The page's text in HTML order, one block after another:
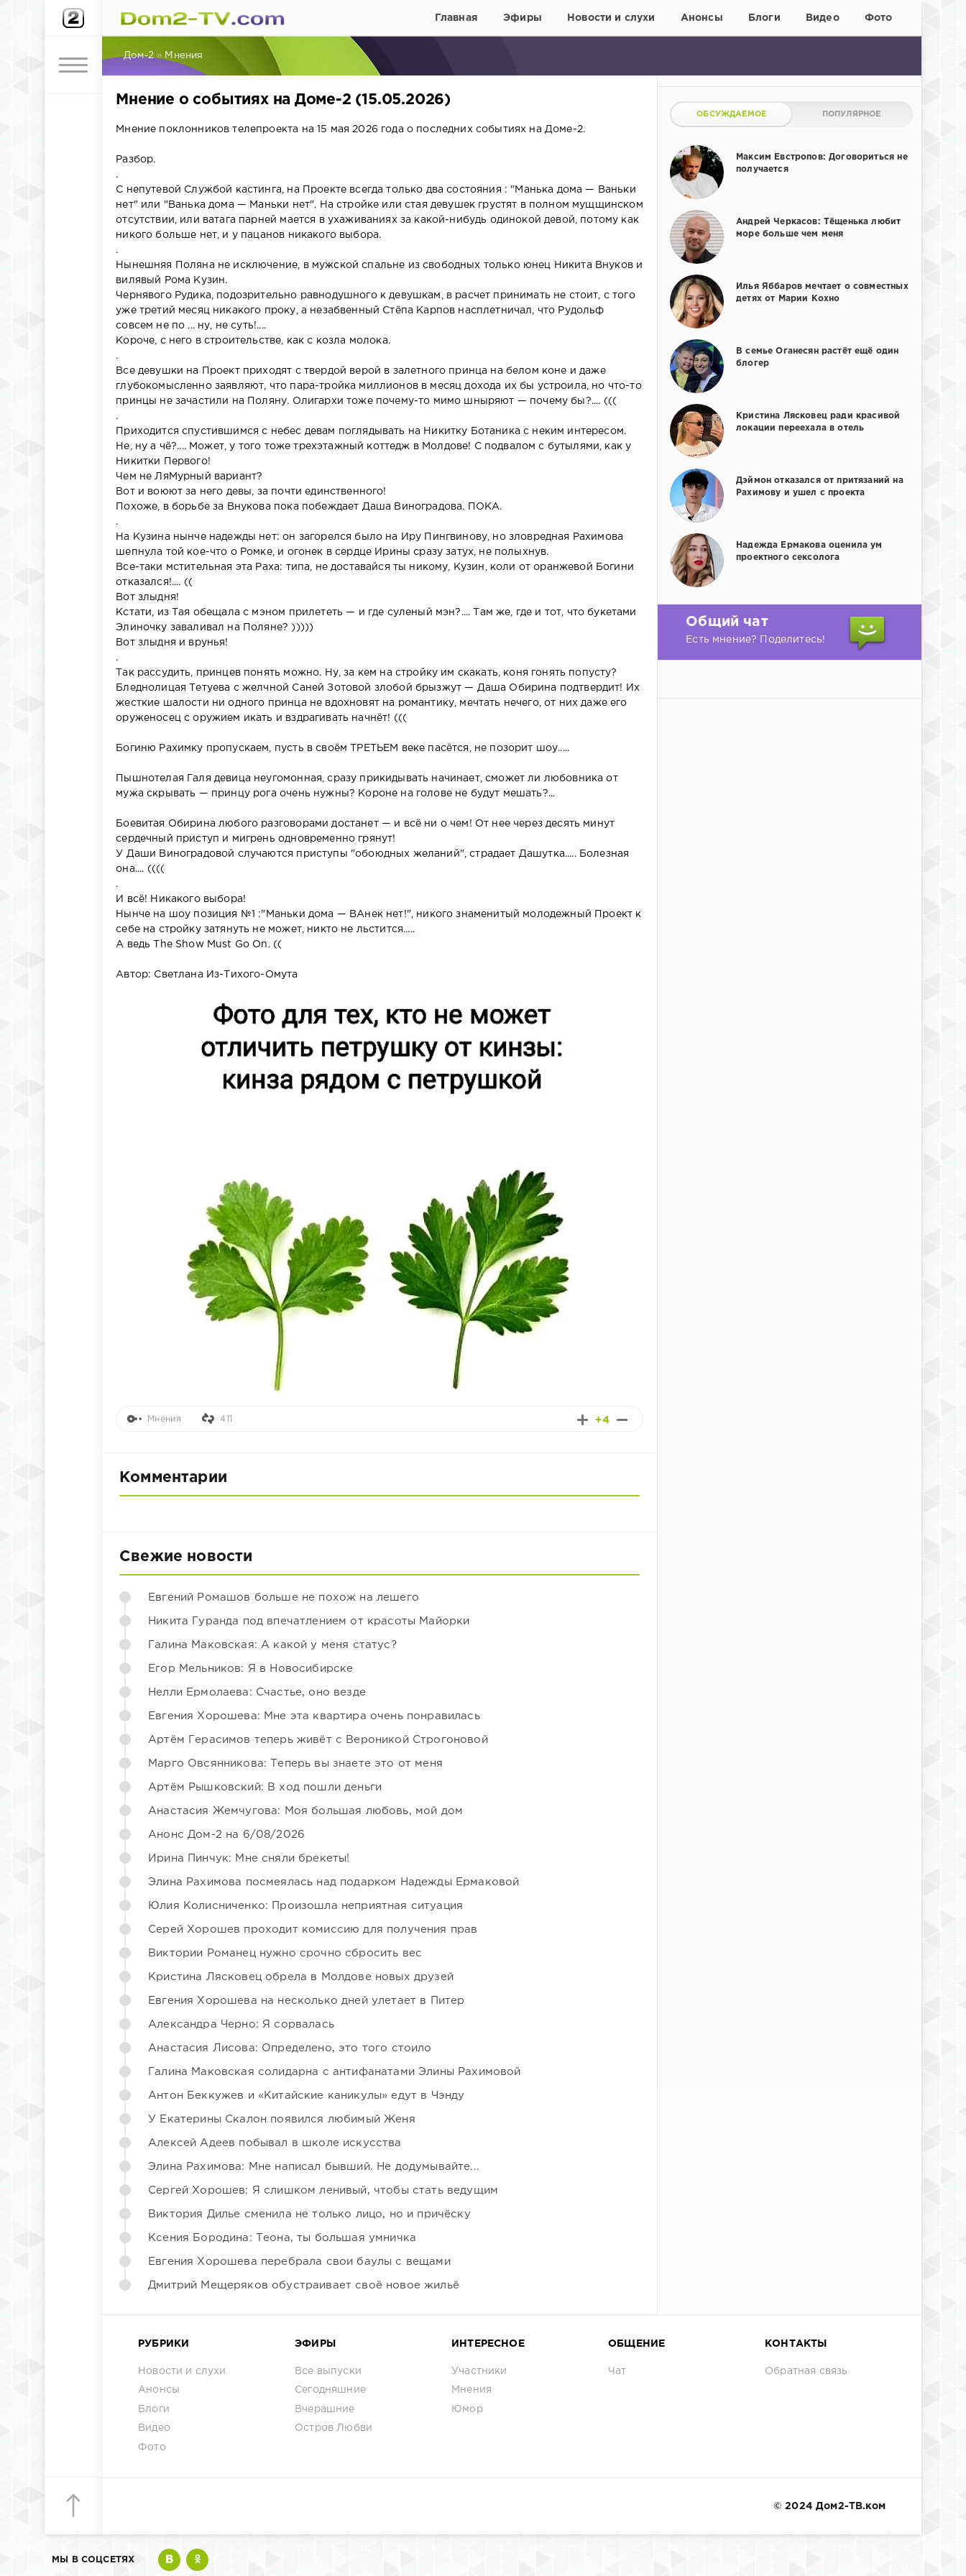
Главная Эфиры Новости и слухи Анонсы Блоги Видео Фото
Дом-2 » Мнения
Мнение о событиях на Доме-2 (15.05.2026)
Мнение поклонников телепроекта на 15 мая 2026 года о последних событиях на Доме-2.
Разбор.
.
С непутевой Службой кастинга, на Проекте всегда только два состояния : "Манька дома — Ваньки
нет" или "Ванька дома — Маньки нет". На стройке или стая девушек грустят в полном мущщинском
отсутствии, или ватага парней мается в ухаживаниях за какой-нибудь одинокой девой, потому как
никого больше нет, и у пацанов никакого выбора.
.
Нынешняя Поляна не исключение, в мужской спальне из свободных только юнец Никита Внуков и
вилявый Рома Кузин.
Чернявого Рудика, подозрительно равнодушного к девушкам, в расчет принимать не стоит, с того
уже третий месяц никакого проку, а незабвенный Стёпа Карпов насплетничал, что Рудольф
совсем не по ... ну, не суть!....
Короче, с него в строительстве, как с козла молока.
.
Все девушки на Проект приходят с твердой верой в залетного принца на белом коне и даже
глубокомысленно заявляют, что пара-тройка миллионов в месяц дохода их бы устроила, но что-то
принцы не зачастили на Поляну. Олигархи тоже почему-то мимо шныряют — почему бы?.... (((
.
Приходится спустившимся с небес девам поглядывать на Никитку Ботаника с неким интересом.
Не, ну а чё?.... Может, у того тоже трехэтажный коттедж в Молдове! С подвалом с бутылями, как у
Никитки Первого!
Чем не ЛяМурный вариант?
Вот и воюют за него девы, за почти единственного!
Похоже, в борьбе за Внукова пока побеждает Даша Виноградова. ПОКА.
.
На Кузина нынче надежды нет: он загорелся было на Иру Пингвинову, но зловредная Рахимова
шепнула той кое-что о Ромке, и огонек в сердце Ирины сразу затух, не полыхнув.
Все-таки мстительная эта Раха: типа, не доставайся ты никому, Кузин, коли от оранжевой Богини
отказался!.... ((
Вот злыдня!
Кстати, из Тая обещала с мэном прилететь — и где суленый мэн?.... Там же, где и тот, что букетами
Элиночку заваливал на Поляне? )))))
Вот злыдня и врунья!
.
Так рассудить, принцев понять можно. Ну, за кем на стройку им скакать, коня гонять попусту?
Бледнолицая Тетуева с желчной Саней Зотовой злобой брызжут — Даша Обирина подтвердит! Их
жесткие шалости ни одного принца не вдохновят на романтику, мечтать нечего, от них даже его
оруженосец с оружием икать и вздрагивать начнёт! (((
Богиню Рахимку пропускаем, пусть в своём ТРЕТЬЕМ веке пасётся, не позорит шоу.....
Пышнотелая Галя девица неугомонная, сразу прикидывать начинает, сможет ли любовника от
мужа скрывать — принцу рога очень нужны? Короне на голове не будут мешать?...
Боевитая Обирина любого разговорами достанет — и всё ни о чем! От нее через десять минут
сердечный приступ и мигрень одновременно грянут!
У Даши Виноградовой случаются приступы "обоюдных желаний", страдает Дашутка..... Болезная
она.... ((((
.
И всё! Никакого выбора!
Нынче на шоу позиция №1 :"Маньки дома — ВАнек нет!", никого знаменитый молодежный Проект к
себе на стройку затянуть не может, никто не льстится.....
А ведь The Show Must Go On. ((
Автор: Светлана Из-Тихого-Омута
+4
Мнения 411
Комментарии
Свежие новости
Евгений Ромашов больше не похож на лешего
Никита Гуранда под впечатлением от красоты Майорки
Галина Маковская: А какой у меня статус?
Егор Мельников: Я в Новосибирске
Нелли Ермолаева: Счастье, оно везде
Евгения Хорошева: Мне эта квартира очень понравилась
Артём Герасимов теперь живёт с Вероникой Строгоновой
Марго Овсянникова: Теперь вы знаете это от меня
Артём Рышковский: В ход пошли деньги
Анастасия Жемчугова: Моя большая любовь, мой дом
Анонс Дом-2 на 6/08/2026
Ирина Пинчук: Мне сняли брекеты!
Элина Рахимова посмеялась над подарком Надежды Ермаковой
Юлия Колисниченко: Произошла неприятная ситуация
Серей Хорошев проходит комиссию для получения прав
Виктории Романец нужно срочно сбросить вес
Кристина Лясковец обрела в Молдове новых друзей
Евгения Хорошева на несколько дней улетает в Питер
Александра Черно: Я сорвалась
Анастасия Лисова: Определено, это того стоило
Галина Маковская солидарна с антифанатами Элины Рахимовой
Антон Беккужев и «Китайские каникулы» едут в Чэнду
У Екатерины Скалон появился любимый Женя
Алексей Адеев побывал в школе искусства
Элина Рахимова: Мне написал бывший. Не додумывайте...
Сергей Хорошев: Я слишком ленивый, чтобы стать ведущим
Виктория Дилье сменила не только лицо, но и причёску
Ксения Бородина: Теона, ты большая умничка
Евгения Хорошева перебрала свои баулы с вещами
Дмитрий Мещеряков обустраивает своё новое жильё
ОБСУЖДАЕМОЕ ПОПУЛЯРНОЕ
Максим Евстропов: Договориться не
получается
Андрей Черкасов: Тёщенька любит
море больше чем меня
Илья Яббаров мечтает о совместных
детях от Марии Кохно
В семье Оганесян растёт ещё один
блогер
Кристина Лясковец ради красивой
локации переехала в отель
Дэймон отказался от притязаний на
Рахимову и ушел с проекта
Надежда Ермакова оценила ум
проектного сексолога
Общий чат
Есть мнение? Поделитесь!
РУБРИКИ
Новости и слухи
Анонсы
Блоги
Видео
Фото
ЭФИРЫ
Все выпуски
Сегодняшние
Вчерашние
Остров Любви
ИНТЕРЕСНОЕ
Участники
Мнения
Юмор
ОБЩЕНИЕ
Чат
КОНТАКТЫ
Обратная связь
© 2024 Дом2-ТВ.ком
МЫ В СОЦСЕТЯХ